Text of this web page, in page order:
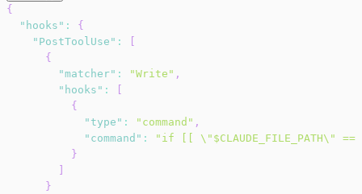
{
"hooks" :
{
"PostToolUse" :
{
"matcher" : "Write" ,
"hooks" :
{
"type" : "command" ,
"command" :
"if [[ \"$CLAUDE_FILE_PATH\"
}
}